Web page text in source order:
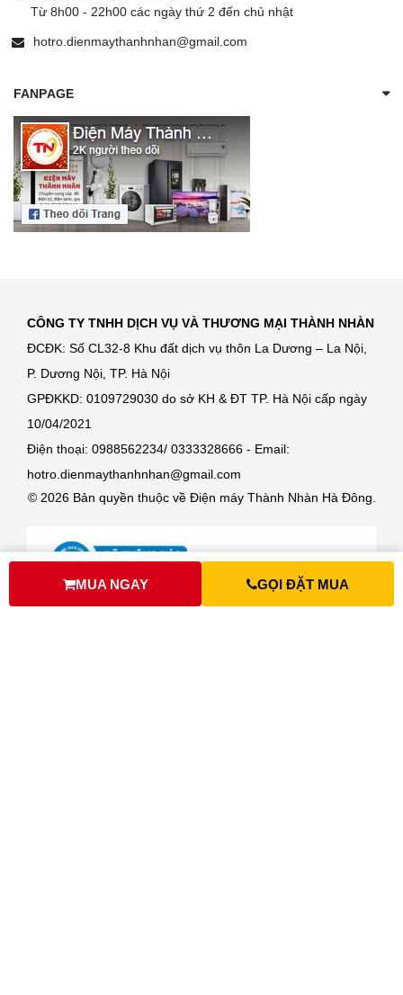
MUA NGAY GỌI ĐẶT MUA
Từ 8h00 - 22h00 các ngày thứ 2 đến chủ nhật
hotro.dienmaythanhnhan@gmail.com
FANPAGE
CÔNG TY TNHH DỊCH VỤ VÀ THƯƠNG MẠI THÀNH NHÀN
ĐCĐK: Số CL32-8 Khu đất dịch vụ thôn La Dương – La Nội,
P. Dương Nội, TP. Hà Nội
GPĐKKD: 0109729030 do sở KH & ĐT TP. Hà Nội cấp ngày
10/04/2021
Điện thoại: 0988562234/ 0333328666 - Email:
hotro.dienmaythanhnhan@gmail.com
© 2026 Bản quyền thuộc về Điện máy Thành Nhàn Hà Đông.